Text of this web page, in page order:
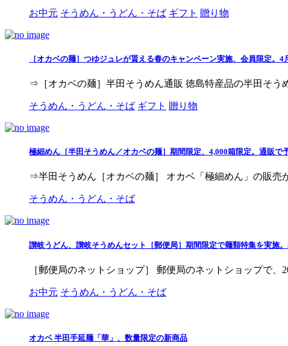
お中元 そうめん・うどん・そば ギフト 贈り物
［オカベの麺］つゆジュレが貰える春のキャンペーン実施、会員限定。4
⇒［オカベの麺］半田そうめん通販 徳島特産品の半田そう
そうめん・うどん・そば ギフト 贈り物
極細めん［半田そうめん／オカベの麺］期間限定、4,000箱限定。通販で
⇒半田そうめん［オカベの麺］ オカベ「極細めん」の販売
そうめん・うどん・そば
讃岐うどん、讃岐そうめんセット［郵便局］期間限定で麺類特集を実施
［郵便局のネットショップ］ 郵便局のネットショップで
お中元 そうめん・うどん・そば
オカベ 半田手延麺「華」、数量限定の新商品